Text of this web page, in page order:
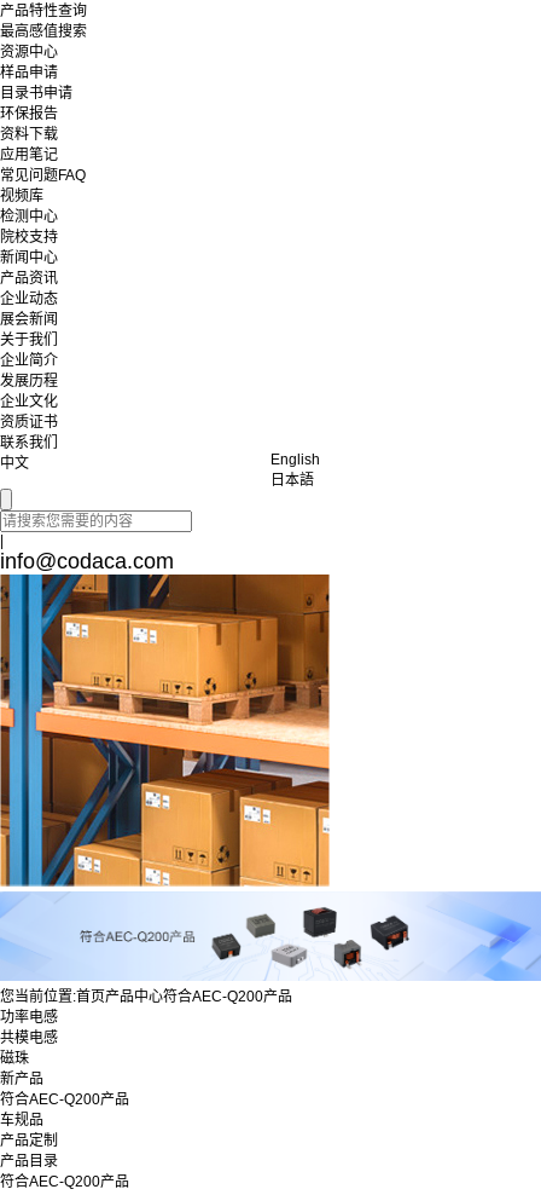
产品特性查询
最高感值搜索
资源中心
样品申请
目录书申请
环保报告
资料下载
应用笔记
常见问题FAQ
视频库
检测中心
院校支持
新闻中心
产品资讯
企业动态
展会新闻
关于我们
企业简介
发展历程
企业文化
资质证书
联系我们
中文
English
日本語
|
info@codaca.com
您当前位置:首页产品中心符合AEC-Q200产品
功率电感
共模电感
磁珠
新产品
符合AEC-Q200产品
车规品
产品定制
产品目录
符合AEC-Q200产品